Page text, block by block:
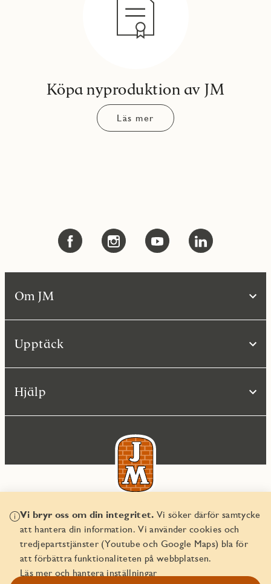
Köpa nyproduktion av JM
Läs mer
Vi bryr oss om din integritet. Vi söker därför samtycke
att hantera din information. Vi använder cookies och
tredjepartstjänster (Youtube och Google Maps) bla för
att förbättra funktionaliteten på webbplatsen.
Läs mer och hantera inställningar
Om JM
Upptäck
Hjälp
© JM AB 2026
Organisationsnummer 556045-2103